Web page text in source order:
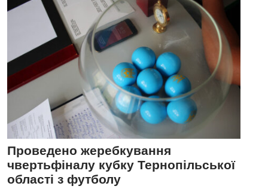
Проведено жеребкування
чвертьфіналу кубку Тернопільської
області з футболу